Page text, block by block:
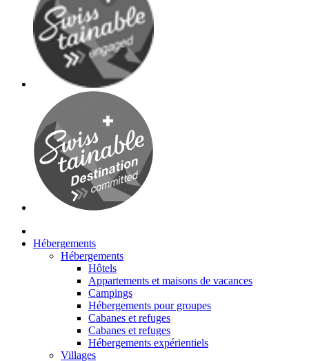
Hébergements
Hébergements
Hôtels
Appartements et maisons de vacances
Campings
Hébergements pour groupes
Cabanes et refuges
Cabanes et refuges
Hébergements expérientiels
Villages